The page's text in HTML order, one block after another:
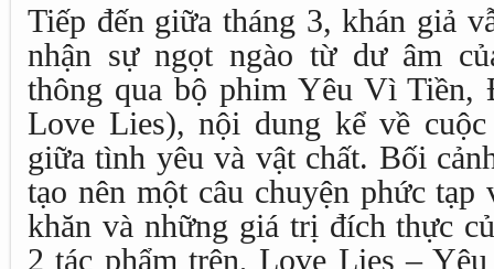
Tiếp đến giữa tháng 3, khán giả
nhận sự ngọt ngào từ dư âm
thông qua bộ phim Yêu Vì
Love Lies), nội dung kể về
giữa tình yêu và vật chất. Bối
tạo nên một câu chuyện phức
khăn và những giá trị đích thực
2 tác phẩm trên, Love Lies –